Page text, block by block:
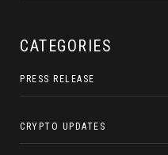
CATEGORIES
PRESS RELEASE
CRYPTO UPDATES